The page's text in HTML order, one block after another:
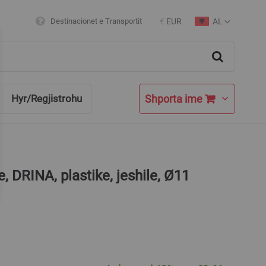
Destinacionet e Transportit
Currency
€ EUR
Language
AL
Hyr/Regjistrohu Shporta ime
DRINA, plastike, jeshile, Ø11